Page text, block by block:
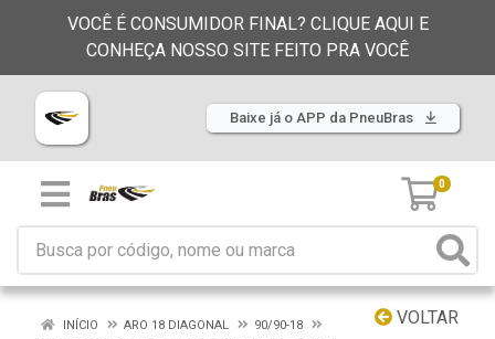
VOCÊ É CONSUMIDOR FINAL? CLIQUE AQUI E
CONHEÇA NOSSO SITE FEITO PRA VOCÊ
Baixe já o APP da PneuBras
0
VOLTAR
INÍCIO ARO 18 DIAGONAL
90/90-18